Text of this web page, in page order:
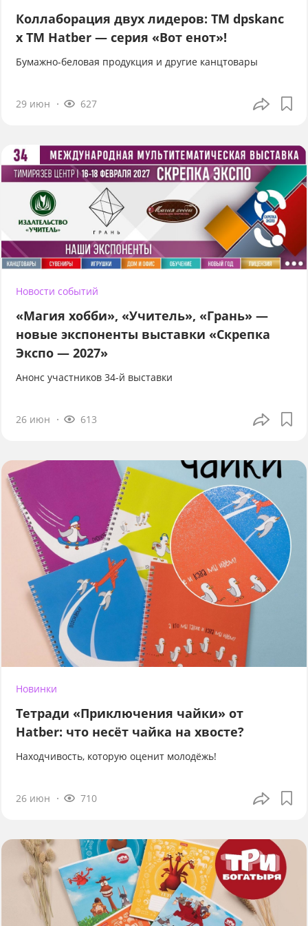
Коллаборация двух лидеров: TM dpskanc
x TM Hatber — серия «Вот енот»!
Бумажно-беловая продукция и другие канцтовары
29 июн 627
Новости событий
«Магия хобби», «Учитель», «Грань» —
новые экспоненты выставки «Скрепка
Экспо — 2027»
Анонс участников 34-й выставки
26 июн 613
Новинки
Тетради «Приключения чайки» от
Hatber: что несёт чайка на хвосте?
Находчивость, которую оценит молодёжь!
26 июн 710